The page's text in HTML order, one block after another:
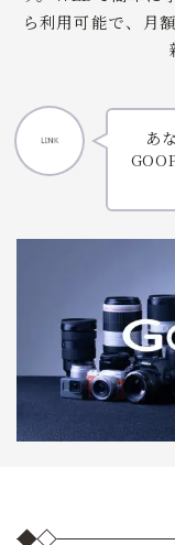
ら利用可能で、月
あ